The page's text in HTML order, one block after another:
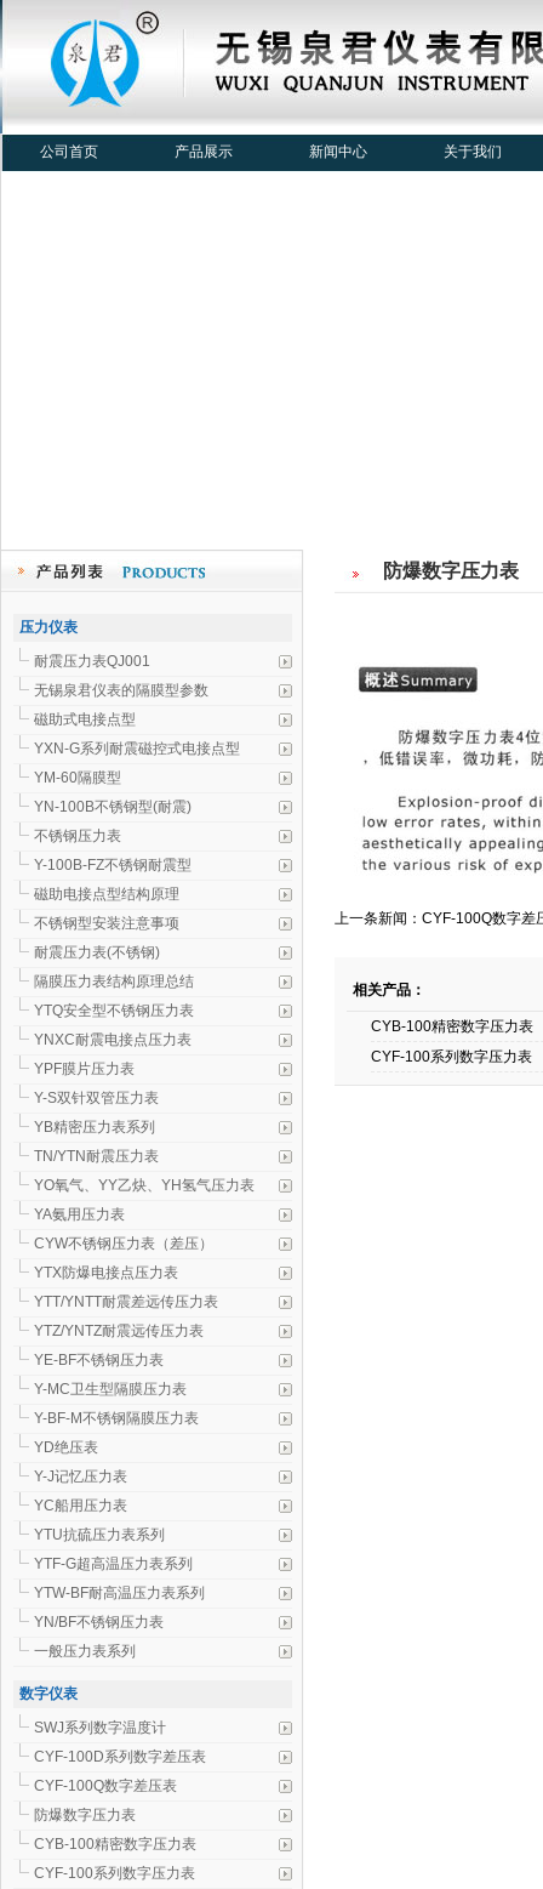
公司首页 产品展示 新闻中心 关于我们
压力仪表
耐震压力表QJ001
无锡泉君仪表的隔膜型参数
磁助式电接点型
YXN-G系列耐震磁控式电接点型
YM-60隔膜型
YN-100B不锈钢型(耐震)
不锈钢压力表
Y-100B-FZ不锈钢耐震型
磁助电接点型结构原理
不锈钢型安装注意事项
耐震压力表(不锈钢)
隔膜压力表结构原理总结
YTQ安全型不锈钢压力表
YNXC耐震电接点压力表
YPF膜片压力表
Y-S双针双管压力表
YB精密压力表系列
TN/YTN耐震压力表
YO氧气、YY乙炔、YH氢气压力表
YA氨用压力表
CYW不锈钢压力表（差压）
YTX防爆电接点压力表
YTT/YNTT耐震差远传压力表
YTZ/YNTZ耐震远传压力表
YE-BF不锈钢压力表
Y-MC卫生型隔膜压力表
Y-BF-M不锈钢隔膜压力表
YD绝压表
Y-J记忆压力表
YC船用压力表
YTU抗硫压力表系列
YTF-G超高温压力表系列
YTW-BF耐高温压力表系列
YN/BF不锈钢压力表
一般压力表系列
数字仪表
SWJ系列数字温度计
CYF-100D系列数字差压表
CYF-100Q数字差压表
防爆数字压力表
CYB-100精密数字压力表
CYF-100系列数字压力表
防爆数字压力表
上一条新闻：CYF-100Q数字差
相关产品：
CYB-100精密数字压力表
CYF-100系列数字压力表